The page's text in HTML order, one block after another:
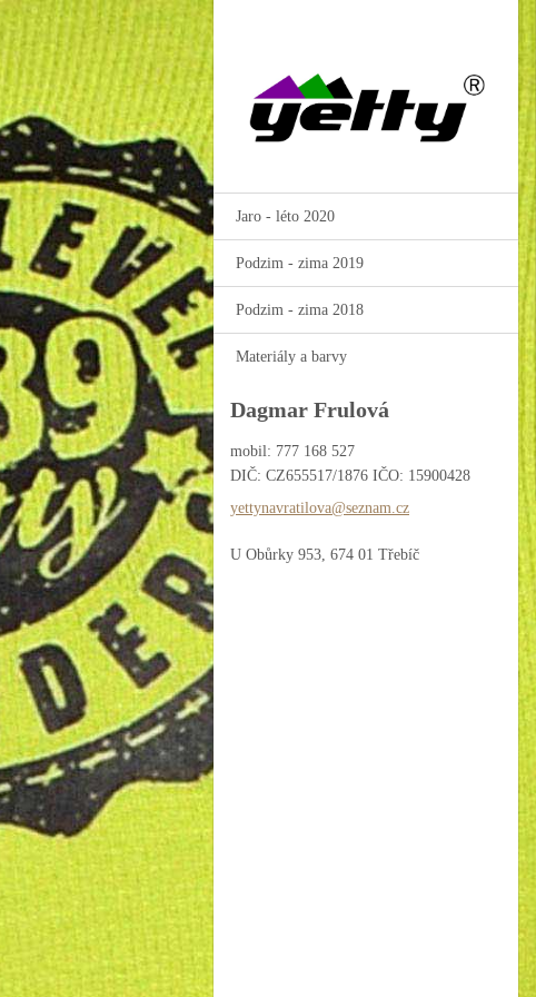
Jaro - léto 2020
Podzim - zima 2019
Podzim - zima 2018
Materiály a barvy
Dagmar Frulová
mobil: 777 168 527
DIČ: CZ655517/1876 IČO: 15900428
yettynavratilova@seznam. cz
U Obůrky 953, 674 01 Třebíč